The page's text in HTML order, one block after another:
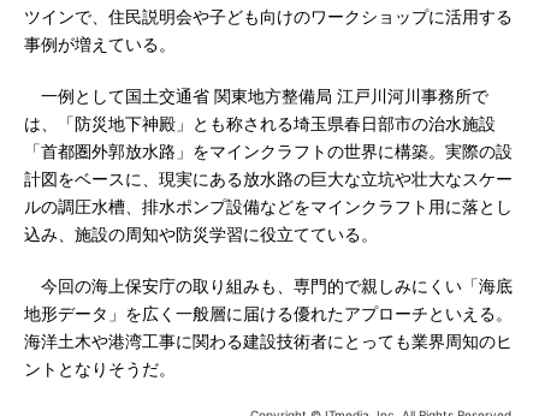
ツインで、住民説明会や子ども向けのワークショップに活用する
事例が増えている。
一例として国土交通省 関東地方整備局 江戸川河川事務所で
は、「防災地下神殿」とも称される埼玉県春日部市の治水施設
「首都圏外郭放水路」をマインクラフトの世界に構築。実際の設
計図をベースに、現実にある放水路の巨大な立坑や壮大なスケー
ルの調圧水槽、排水ポンプ設備などをマインクラフト用に落とし
込み、施設の周知や防災学習に役立てている。
今回の海上保安庁の取り組みも、専門的で親しみにくい「海底
地形データ」を広く一般層に届ける優れたアプローチといえる。
海洋土木や港湾工事に関わる建設技術者にとっても業界周知のヒ
ントとなりそうだ。